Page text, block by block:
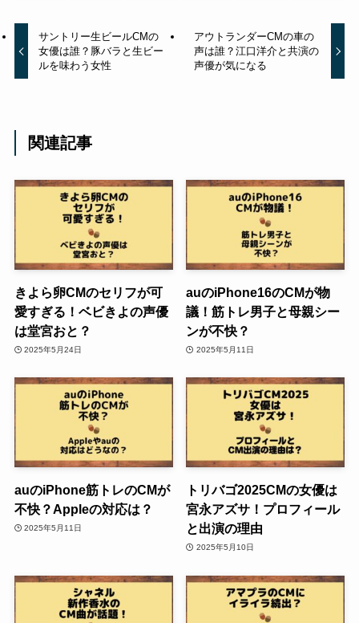
サントリー生ビールCMの
女優は誰？豚バラと生ビー
ルを味わう女性
アウトランダーCMの車の
声は誰？江口洋介と共演の
声優が気になる
関連記事
きよら卵CMのセリフが可
愛すぎる！ベビきよの声優
は堂宮おと？
2025年5月24日
auのiPhone16のCMが物
議！筋トレ男子と母親シー
ンが不快？
2025年5月11日
auのiPhone筋トレのCMが
不快？Appleの対応は？
2025年5月11日
トリバゴ2025CMの女優は
宮永アズサ！プロフィール
と出演の理由
2025年5月10日